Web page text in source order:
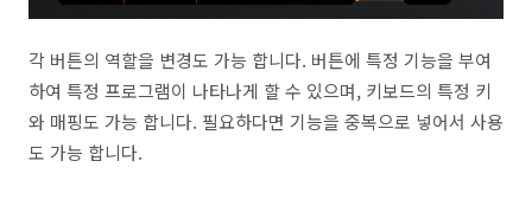
각 버튼의 역할을 변경도 가능 합니다. 버튼에 특정 기능을 부여
하여 특정 프로그램이 나타나게 할 수 있으며, 키보드의 특정 키
와 매핑도 가능 합니다. 필요하다면 기능을 중복으로 넣어서 사용
도 가능 합니다.